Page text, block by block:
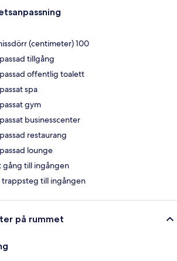
(centimeter) 100
tillgång
offentlig toalett
spa
gym
businesscenter
restaurang
lounge
gång till ingången
trappsteg till ingången
på rummet